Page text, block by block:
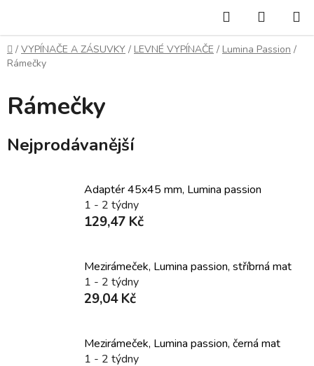
obsah
Hledat
KOŠÍK
Domů
/ VYPÍNAČE A ZÁSUVKY / LEVNÉ VYPÍNAČE / Lumina Passion /
Rámečky
Rámečky
Nejprodávanější
Adaptér 45x45 mm, Lumina passion
1 - 2 týdny
129,47 Kč
Mezirámeček, Lumina passion, stříbrná mat
1 - 2 týdny
29,04 Kč
Mezirámeček, Lumina passion, černá mat
1 - 2 týdny